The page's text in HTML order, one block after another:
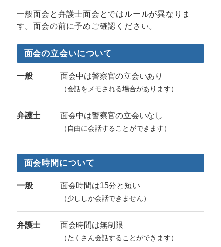
一般面会と弁護士面会とではルールが異なりま
す。面会の前に予めご確認ください。
面会の立会いについて
一般 面会中は警察官の立会いあり
（会話をメモされる場合があります）
弁護士 面会中は警察官の立会いなし
（自由に会話することができます）
面会時間について
一般 面会時間は15分と短い
（少ししか会話できません）
弁護士 面会時間は無制限
（たくさん会話することができます）